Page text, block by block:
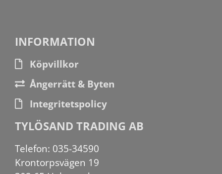
INFORMATION
Köpvillkor
Ångerrätt & Byten
Integritetspolicy
TYLÖSAND TRADING AB
Telefon: 035-34590
Krontorpsvägen 19